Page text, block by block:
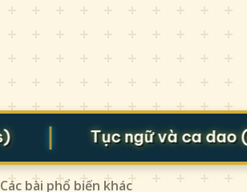
| Tục ngữ và ca dao
Các bài phổ biến khác